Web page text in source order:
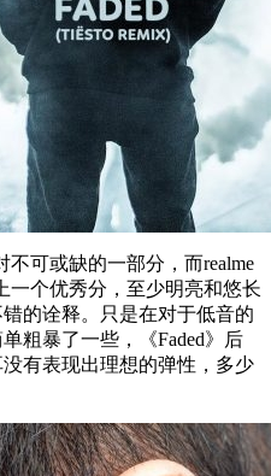
可或缺的一部分，而realme
一个优秀分，至少明亮和悠长
的诠释。只是在对于低音的
粗暴了一些，《Faded》后
有表现出理想的弹性，多少